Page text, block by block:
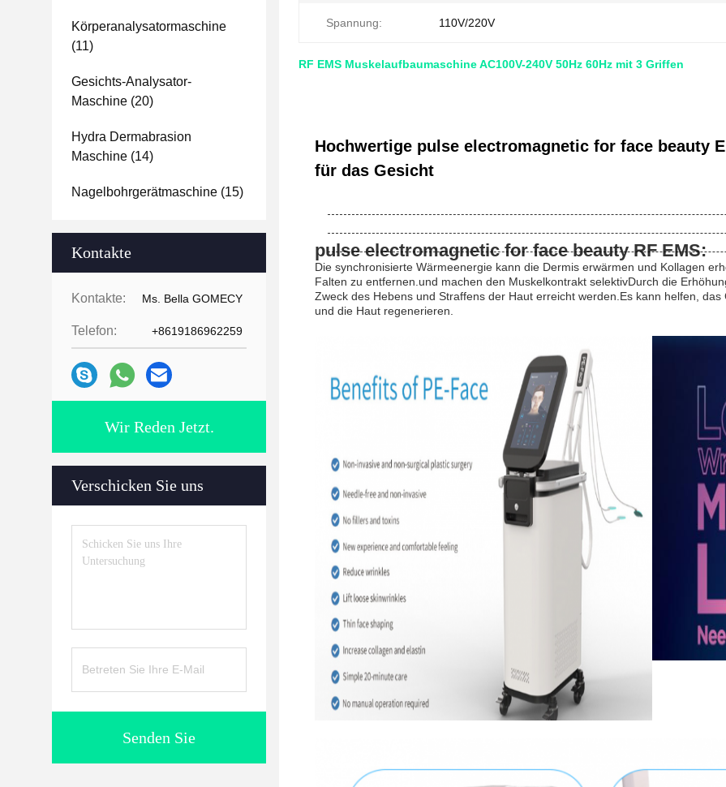
Körperanalysatormaschine
(11)
Gesichts-Analysator-
Maschine (20)
Hydra Dermabrasion
Maschine (14)
Nagelbohrgerätmaschine (15)
Kontakte
Kontakte: Ms. Bella GOMECY
Telefon: +8619186962259
Wir Reden Jetzt.
Verschicken Sie uns
Senden Sie
Spannung: 110V/220V
RF EMS Muskelaufbaumaschine AC100V-240V 50Hz 60Hz mit 3 Griffen
Hochwertige pulse electromagnetic for face beauty
für das Gesicht
pulse electromagnetic for face beauty RF EMS:
Die synchronisierte Wärmeenergie kann die Dermis erwärmen und Kollagen
Falten zu entfernen.und machen den Muskelkontrakt selektivDurch die
Zweck des Hebens und Straffens der Haut erreicht werden.Es kann helfen,
und die Haut regenerieren.